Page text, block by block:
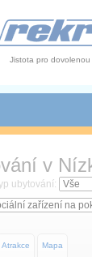
Jistota pro
v
ubytování:
Atrakce Mapa